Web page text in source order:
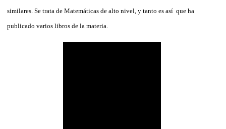
similares. Se trata de Matemáticas de alto nivel, y tanto es así que ha
publicado varios libros de la materia.